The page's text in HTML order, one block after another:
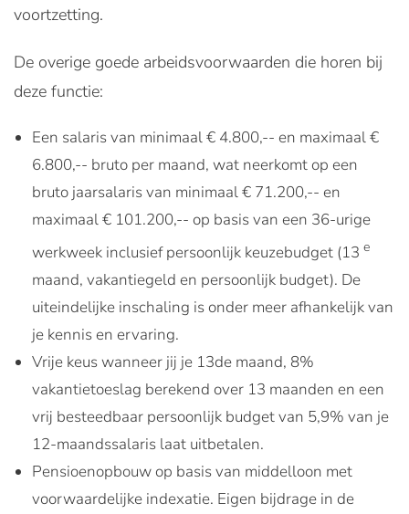
voortzetting.
De overige goede arbeidsvoorwaarden die horen bij
deze functie:
Een salaris van minimaal € 4.800,-- en maximaal €
6.800,-- bruto per maand, wat neerkomt op een
bruto jaarsalaris van minimaal € 71.200,-- en
maximaal € 101.200,-- op basis van een 36-urige
werkweek inclusief persoonlijk keuzebudget (13 e
maand, vakantiegeld en persoonlijk budget). De
uiteindelijke inschaling is onder meer afhankelijk van
je kennis en ervaring.
Vrije keus wanneer jij je 13de maand, 8%
vakantietoeslag berekend over 13 maanden en een
vrij besteedbaar persoonlijk budget van 5,9% van je
12-maandssalaris laat uitbetalen.
Pensioenopbouw op basis van middelloon met
voorwaardelijke indexatie. Eigen bijdrage in de